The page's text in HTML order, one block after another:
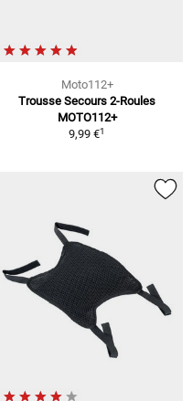
Moto112+
Trousse Secours 2-Roules
MOTO112+
9,99 €1